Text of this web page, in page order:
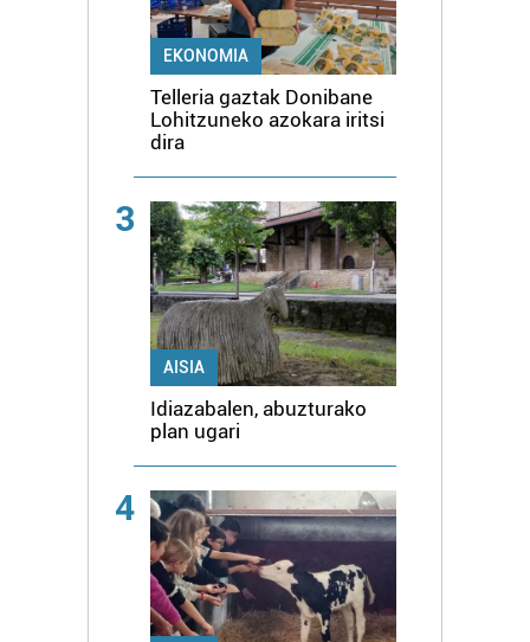
EKONOMIA
Telleria gaztak Donibane
Lohitzuneko azokara iritsi
dira
3
AISIA
Idiazabalen, abuzturako
plan ugari
4